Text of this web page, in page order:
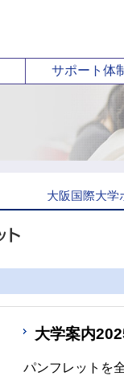
国際
国際コミュニ
サポート体
大阪国際大学
大学案内
パンフレットを